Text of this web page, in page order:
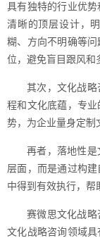
具有独特的行业优
清晰的顶层设计，
糊、方向不明确等
位，避免盲目跟风和
其次，文化战
程和文化底蕴，专
势，为企业量身定制
再者，落地性
层面，而是通过构
中得到有效执行，帮
赛微思文化战
文化战略咨询领域